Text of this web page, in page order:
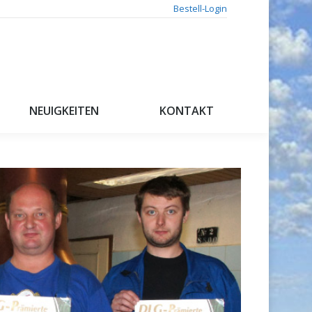
Bestell-Login
NEUIGKEITEN KONTAKT